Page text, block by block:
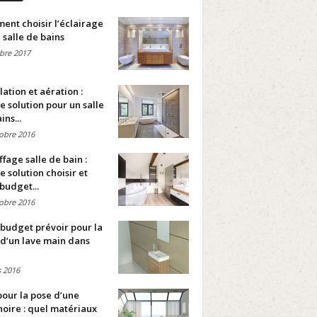
choisir l’éclairage
salle de bains
2017
et aération :
solution pour un salle
2016
salle de bain :
solution choisir et
2016
prévoir pour la
lave main dans
2016
la pose d’une
: quel matériaux